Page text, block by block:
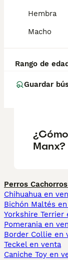
Hembra
Macho
Rango de
Guardar
¿Qué
Manx?
Perros
Chihuahua en
Bichón Maltés
Yorkshire Terrier
Pomerania en
Border Collie en
Teckel en venta
Caniche Toy en